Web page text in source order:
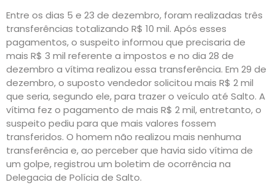
Entre os dias 5 e 23 de dezembro, foram realizadas três
transferências totalizando R$ 10 mil. Após esses
pagamentos, o suspeito informou que precisaria de
mais R$ 3 mil referente a impostos e no dia 28 de
dezembro a vítima realizou essa transferência. Em 29 de
dezembro, o suposto vendedor solicitou mais R$ 2 mil
que seria, segundo ele, para trazer o veículo até Salto. A
vítima fez o pagamento de mais R$ 2 mil, entretanto, o
suspeito pediu para que mais valores fossem
transferidos. O homem não realizou mais nenhuma
transferência e, ao perceber que havia sido vítima de
um golpe, registrou um boletim de ocorrência na
Delegacia de Polícia de Salto.